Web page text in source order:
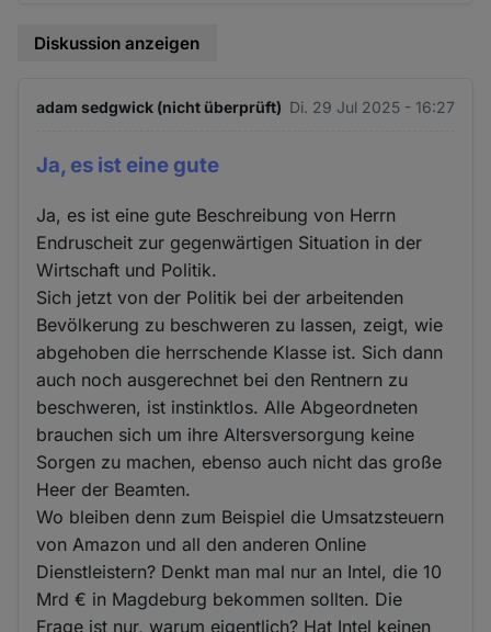
Diskussion anzeigen
adam sedgwick (nicht überprüft) Di. 29 Jul 2025 - 16:27
Ja, es ist eine gute
Ja, es ist eine gute Beschreibung von Herrn
Endruscheit zur gegenwärtigen Situation in der
Wirtschaft und Politik.
Sich jetzt von der Politik bei der arbeitenden
Bevölkerung zu beschweren zu lassen, zeigt, wie
abgehoben die herrschende Klasse ist. Sich dann
auch noch ausgerechnet bei den Rentnern zu
beschweren, ist instinktlos. Alle Abgeordneten
brauchen sich um ihre Altersversorgung keine
Sorgen zu machen, ebenso auch nicht das große
Heer der Beamten.
Wo bleiben denn zum Beispiel die Umsatzsteuern
von Amazon und all den anderen Online
Dienstleistern? Denkt man mal nur an Intel, die 10
Mrd € in Magdeburg bekommen sollten. Die
Frage ist nur, warum eigentlich? Hat Intel keinen